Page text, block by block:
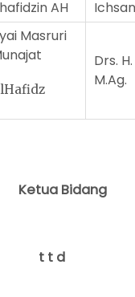
AH
Masruri
Drs.
M.Ag.
Ketua Bidang
d